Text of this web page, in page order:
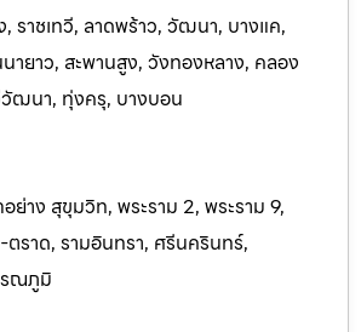
ราชเทวี, ลาดพร้าว, วัฒนา, บางแค,
ายาว, สะพานสูง, วังทองหลาง, คลอง
ฒนา, ทุ่งครุ, บางบอน
ย่าง สุขุมวิท, พระราม 2, พระราม 9,
ตราด, รามอินทรา, ศรีนครินทร์,
รณภูมิ